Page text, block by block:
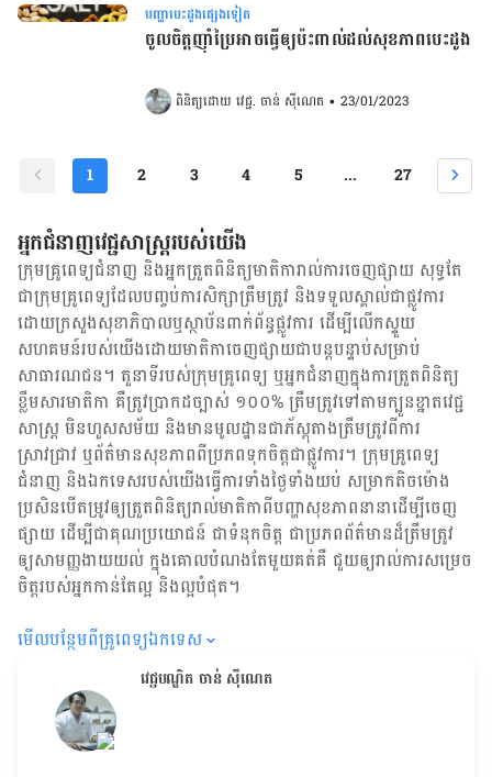
បញ្ហាបេះដូងផ្សេងទៀត
ចូលចិត្តញ៉ាំប្រៃអាច​ធ្វើឲ្យប៉ះពាល់ដល់សុខភាពបេះដូង
ពិនិត្យដោយ វេជ្ជ. ចាន់ ស៊ីណេត • 23/01/2023
1 2 3 4 5 ... 27
អ្នកជំនាញវេជ្ជសាស្ត្ររបស់យើង
ក្រុមគ្រូពេទ្យជំនាញ និង​អ្នក​ត្រួតពិនិត្យ​មាតិការាល់ការចេញផ្សាយ សុទ្ធតែ
ជា​ក្រុម​គ្រូពេទ្យ​ដែល​បញ្ចប់ការសិក្សាត្រឹមត្រូវ និង​ទទួល​ស្គាល់​ជាផ្លូវការ​
ដោយ​ក្រសួងសុខាភិបាលឬស្ថាប័ន​ពាក់ព័ន្ធ​ផ្លូវការ ដើម្បីលើកស្ទួយ​
សហគមន៍​របស់យើង​ដោយ​មាតិកា​ចេញផ្សាយជាបន្តបន្ទាប់សម្រាប់
សាធារណជន។ តួនាទីរបស់​ក្រុមគ្រូពេទ្យ ឬ​អ្នក​ជំនាញ​ក្នុងការ​ត្រួតពិនិត្យ​
ខ្លឹមសារ​មាតិកា គឺ​ត្រូវ​ប្រាកដ​ច្បាស់ ១០០% ត្រឹមត្រូវ​ទៅតាម​ក្បួនខ្នាតវេជ្ជ
សាស្ត្រ មិនហួសសម័យ និង​មានមូលដ្ឋាន​ជា​ភ័ស្តុតាង​ត្រឹមត្រូវ​ពី​ការ​
ស្រាវជ្រាវ ឬ​ព័ត៌មាន​សុខភាព​ពី​ប្រភព​ទុកចិត្ត​ជាផ្លូវការ។ ក្រុមគ្រូពេទ្យ
ជំនាញ និង​ឯកទេស​របស់យើង​ធ្វើការ​ទាំង​ថ្ងៃទាំងយប់ សម្រាក​តិចម៉ោង
ប្រសិន​បើ​តម្រូវ​ឲ្យ​ត្រួតពិនិត្យ​រាល់​មាតិកា​ពី​បញ្ហា​សុខភាព​នានា​ដើម្បី​ចេញ​
ផ្សាយ ដើម្បី​ជា​គុណប្រយោជន៍ ជា​ទំនុកចិត្ត ជា​ប្រភព​ព័ត៌មាន​ដ៏​ត្រឹមត្រូវ
ឲ្យសាមញ្ញ​ងាយយល់ ក្នុងគោលបំណង​តែមួយ​គត់​គឺ ជួយ​ឲ្យ​រាល់ការសម្រេច
ចិត្ត​របស់​អ្នក​កាន់តែ​ល្អ និង​ល្អ​បំផុត។
មើល​បន្ថែម​ពី​គ្រូពេទ្យ​ឯកទេស
វេជ្ជបណ្ឌិត ចាន់ ស៊ីណេត